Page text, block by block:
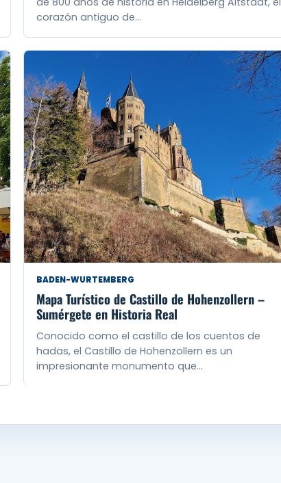
corazón antiguo de…
BADEN-WURTEMBERG
Mapa Turístico de Castillo de Hohenzollern –
Sumérgete en Historia Real
Conocido como el castillo de los cuentos de
hadas, el Castillo de Hohenzollern es un
impresionante monumento que…